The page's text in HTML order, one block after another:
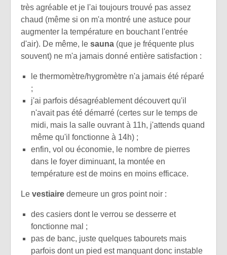
très agréable et je l'ai toujours trouvé pas assez
chaud (même si on m'a montré une astuce pour
augmenter la température en bouchant l'entrée
d'air). De même, le sauna (que je fréquente plus
souvent) ne m'a jamais donné entière satisfaction :
le thermomètre/hygromètre n'a jamais été réparé
;
j'ai parfois désagréablement découvert qu'il
n'avait pas été démarré (certes sur le temps de
midi, mais la salle ouvrant à 11h, j'attends quand
même qu'il fonctionne à 14h) ;
enfin, vol ou économie, le nombre de pierres
dans le foyer diminuant, la montée en
température est de moins en moins efficace.
Le vestiaire demeure un gros point noir :
des casiers dont le verrou se desserre et
fonctionne mal ;
pas de banc, juste quelques tabourets mais
parfois dont un pied est manquant donc instable